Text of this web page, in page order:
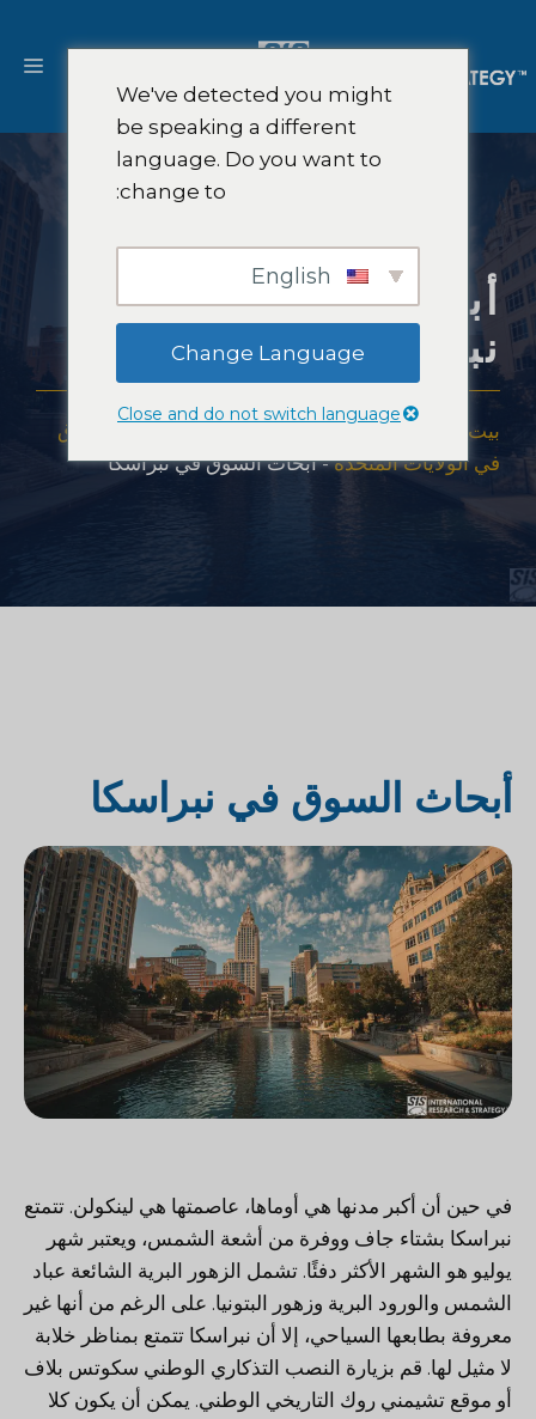
المحتوى
أبحاث السوق في
نبراسكا
بيت تغطية أبحاث السوق
أبحاث السوق
في الولايات المتحدة-أبحاث السوق في نبراسكا
أبحاث السوق في نبراسكا
في حين أن أكبر مدنها هي أوماها، عاصمتها هي لينكولن. تتمتع
نبراسكا بشتاء جاف ووفرة من أشعة الشمس، ويعتبر شهر
يوليو هو الشهر الأكثر دفئًا. تشمل الزهور البرية الشائعة عباد
الشمس والورود البرية وزهور البتونيا. على الرغم من أنها غير
معروفة بطابعها السياحي، إلا أن نبراسكا تتمتع بمناظر خلابة
لا مثيل لها. قم بزيارة النصب التذكاري الوطني سكوتس بلاف
أو موقع تشيمني روك التاريخي الوطني. يمكن أن يكون كلا
We've detected you might
be speaking a different
language. Do you want to
change to:
Change Language
Close and do not switch language